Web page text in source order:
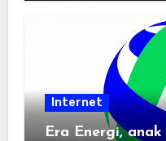
Internet
Era Energi,